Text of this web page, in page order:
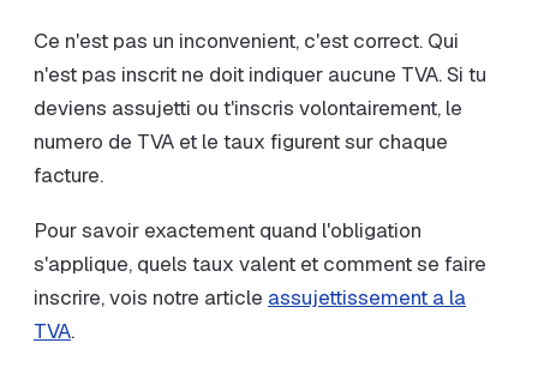
Ce n'est pas un inconvenient, c'est correct. Qui
n'est pas inscrit ne doit indiquer aucune TVA. Si tu
deviens assujetti ou t'inscris volontairement, le
numero de TVA et le taux figurent sur chaque
facture.
Pour savoir exactement quand l'obligation
s'applique, quels taux valent et comment se faire
inscrire, vois notre article assujettissement a la
TVA.